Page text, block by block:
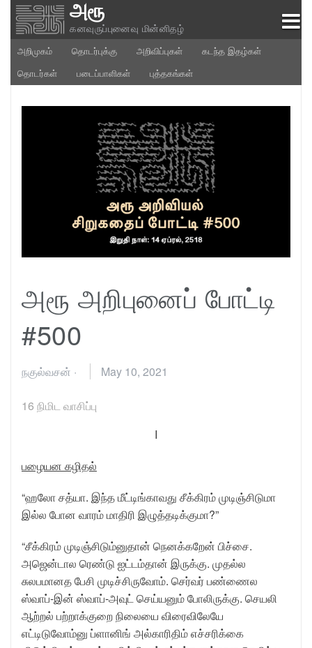
Skip
content
அரூ
கனவுருப்புனைவு மின்னிதழ்
அறிமுகம் தொடர்புக்கு அறிவிப்புகள்
கடந்த இதழ்கள்
தொடர்கள்
படைப்பாளிகள் புத்தகங்கள்
அரூ அறிபுனைப் போட்டி
#500
நகுல்வசன் · May 10, 2021
16 நிமிட வாசிப்பு
I
பழையன கழிதல்
“ஹலோ சத்யா. இந்த மீட்டிங்காவது சீக்கிரம் முடிஞ்சிடுமா
இல்ல போன வாரம் மாதிரி இழுத்தடிக்குமா?”
“சீக்கிரம் முடிஞ்சிடும்னுதான் நெனக்கறேன் பிச்சை.
அஜென்டால ரெண்டு ஐட்டம்தான் இருக்கு. முதல்ல
சுலபமானத பேசி முடிச்சிருவோம். செர்வர் பண்ணைல
ஸ்வாப்-இன் ஸ்வாப்-அவுட் செய்யனும் போலிருக்கு. செயலி
ஆற்றல் பற்றாக்குறை நிலையை விரைவிலேயே
எட்டிடுவோம்னு ப்ளானிங் அல்காரிதிம் எச்சரிக்கை